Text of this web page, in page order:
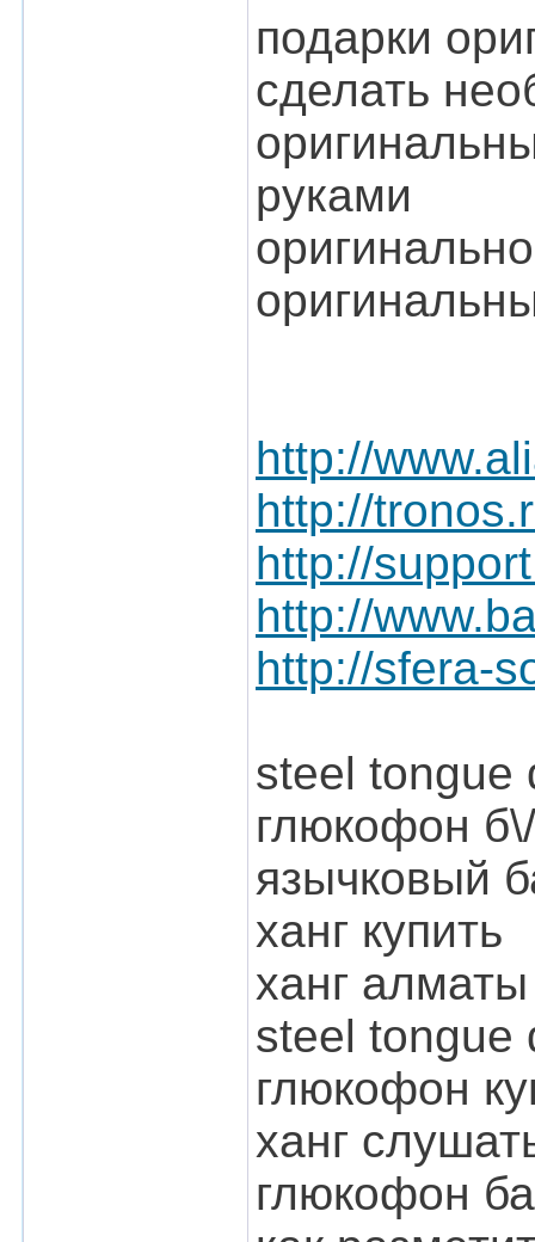
подарки
сделать
руками
http://
http://
http://
http://
http://sfera-
steel tongue
глюкофон
язычковый
ханг купить
ханг алматы
steel tongue
глюкофон
ханг
глюкофон